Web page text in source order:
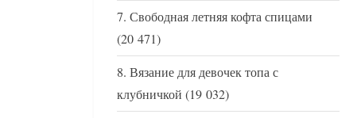
Свободная летняя кофта спицами
(20 471)
Вязание для девочек топа с
клубничкой (19 032)